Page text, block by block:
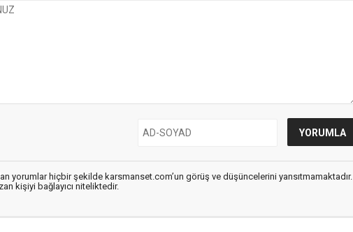
yorumlar hiçbir şekilde karsmanset.com’un görüş ve düşüncelerini yansıtmamaktadır.
kişiyi bağlayıcı niteliktedir.